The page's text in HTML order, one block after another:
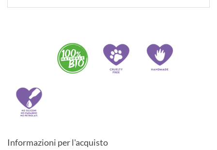
Informazioni per l'acquisto